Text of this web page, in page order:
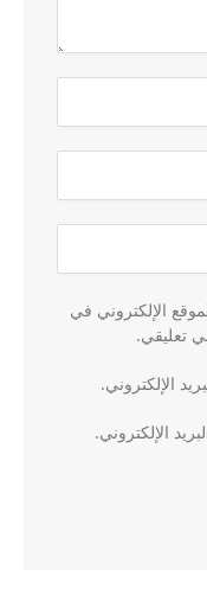
الإلكتروني في
تعليقي.
الإلكتروني.
الإلكتروني.